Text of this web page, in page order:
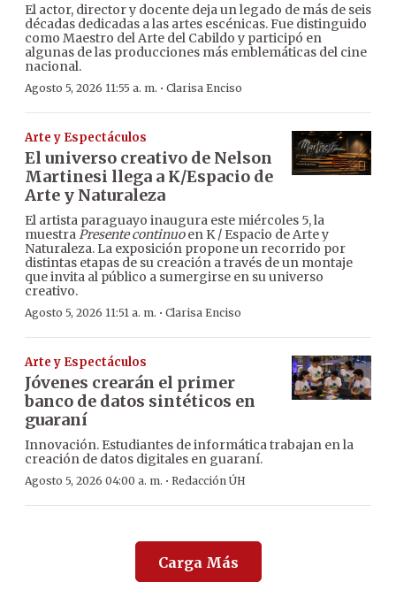
El actor, director y docente deja un legado de más de seis
décadas dedicadas a las artes escénicas. Fue distinguido
como Maestro del Arte del Cabildo y participó en
algunas de las producciones más emblemáticas del cine
nacional.
Agosto 5, 2026 11:55 a. m. · Clarisa Enciso
Arte y Espectáculos
El universo creativo de Nelson
Martinesi llega a K/Espacio de
Arte y Naturaleza
El artista paraguayo inaugura este miércoles 5, la
muestraPresente continuoen K / Espacio de Arte y
Naturaleza. La exposición propone un recorrido por
distintas etapas de su creación a través de un montaje
que invita al público a sumergirse en su universo
creativo.
Agosto 5, 2026 11:51 a. m. · Clarisa Enciso
Arte y Espectáculos
Jóvenes crearán el primer
banco de datos sintéticos en
guaraní
Innovación. Estudiantes de informática trabajan en la
creación de datos digitales en guaraní.
Agosto 5, 2026 04:00 a. m. · Redacción ÚH
Carga Más